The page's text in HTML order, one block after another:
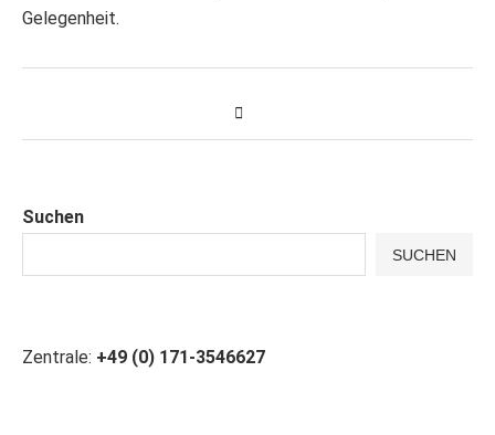
Gelegenheit.
Suchen
SUCHEN
Zentrale: +49 (0) 171-3546627